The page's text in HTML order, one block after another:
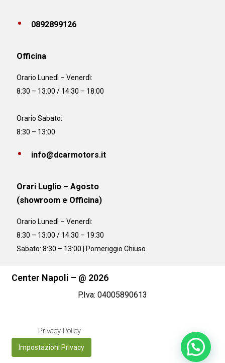
0892899126
Officina
Orario Lunedì – Venerdì:
8:30 – 13:00 / 14:30 – 18:00
Orario Sabato:
8:30 – 13:00
info@dcarmotors.it
Orari Luglio – Agosto
(showroom e Officina)
Orario Lunedì – Venerdì:
8:30 – 13:00 / 14:30 – 19:30
Sabato: 8:30 – 13:00 | Pomeriggio Chiuso
Center Napoli – @ 2026
P.Iva: 04005890613
Privacy Policy
Impostazioni Privacy